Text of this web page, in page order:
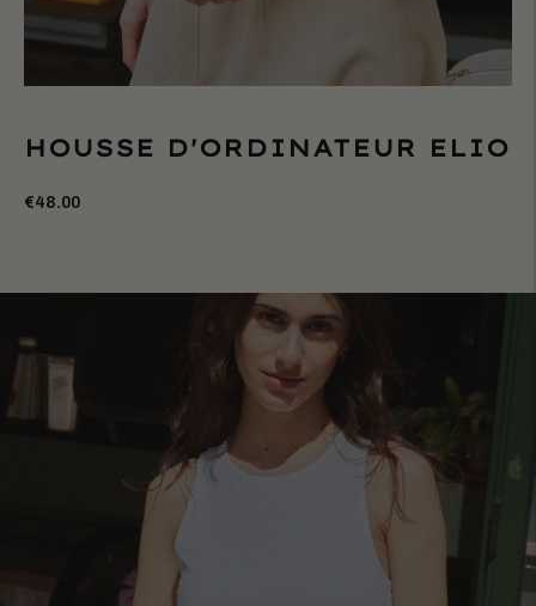
HOUSSE D'ORDINATEUR ELIO
€48.00